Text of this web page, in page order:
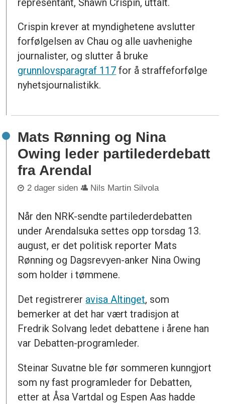
Crispin krever at myndighetene avslutter
forfølgelsen av Chau og alle uavhenighe
journalister, og slutter å bruke
grunnlovsparagraf 117 for å straffeforfølge
nyhetsjournalistikk.
Mats Rønning og Nina
Owing leder partilederdebatt
fra Arendal
2 dager siden Nils Martin Silvola
Når den NRK-sendte partilederdebatten
under Arendalsuka settes opp torsdag 13.
august, er det politisk reporter Mats
Rønning og Dagsrevyen-anker Nina Owing
som holder i tømmene.
Det registrerer avisa Altinget, som
bemerker at det har vært tradisjon at
Fredrik Solvang ledet debattene i årene han
var Debatten-programleder.
Steinar Suvatne ble før sommeren kunngjort
som ny fast programleder for Debatten,
etter at Åsa Vartdal og Espen Aas hadde